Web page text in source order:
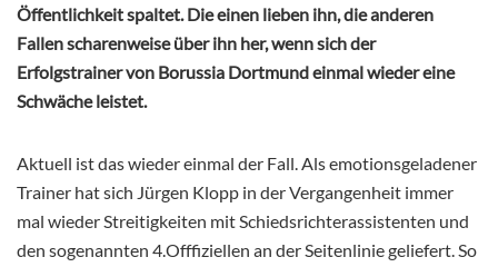
Öffentlichkeit spaltet. Die einen lieben ihn, die anderen
Fallen scharenweise über ihn her, wenn sich der
Erfolgstrainer von Borussia Dortmund einmal wieder eine
Schwäche leistet.
Aktuell ist das wieder einmal der Fall. Als emotionsgeladener
Trainer hat sich Jürgen Klopp in der Vergangenheit immer
mal wieder Streitigkeiten mit Schiedsrichterassistenten und
den sogenannten 4.Offfiziellen an der Seitenlinie geliefert. So